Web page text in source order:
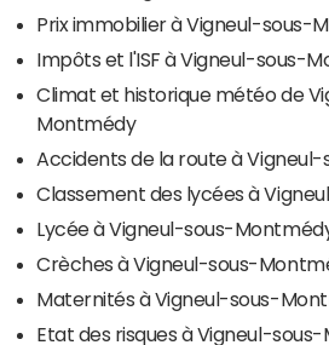
Prix immobilier à Vigneul-sous-
Impôts et l'ISF à Vigneul-sous-
Climat et historique météo de
Montmédy
Accidents de la route à
Classement des lycées à
Lycée à Vigneul-sous-
Crèches à Vigneul-sous-
Maternités à Vigneul-sous-
Etat des risques à Vigneul-